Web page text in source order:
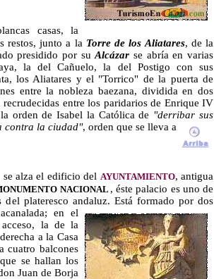
casas, la
restos, junto a la Torre de los Aliatares, de la
presidido por suAlcázar se abría en varias
la del Cañuelo, la del Postigo con sus
los Aliatares y el "Torrico" de la puerta de
entre la nobleza baezana, dividida en dos
entre los paridarios de Enrique IV
orden de Isabel la Católica de "derribar sus
contra la ciudad", orden que se lleva a
alza el edificio del AYUNTAMIENTO, antigua
NACIONAL , éste palacio es uno de
plateresco andaluz. Está formado por dos
en el
la de la
a la Casa
cuatro balcones
se hallan los
Juan de Borja